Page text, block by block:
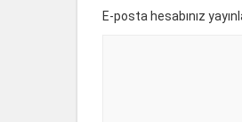
E-posta hesabınız